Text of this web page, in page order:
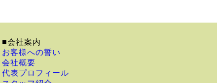
■会社案内
お客様への誓い
会社概要
代表プロフィール